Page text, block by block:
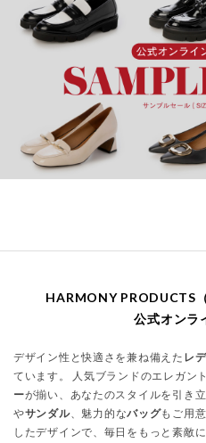
HARMONY PRODUCTS
公式オンラ
デザイン性と快適さを兼ね備えた レ
ています。 人気ブランドのエレガン
ーが揃い、あなたのスタイルを引き
やサンダル、魅力的なバッグもご用
したデザインで、毎日をもっと素敵